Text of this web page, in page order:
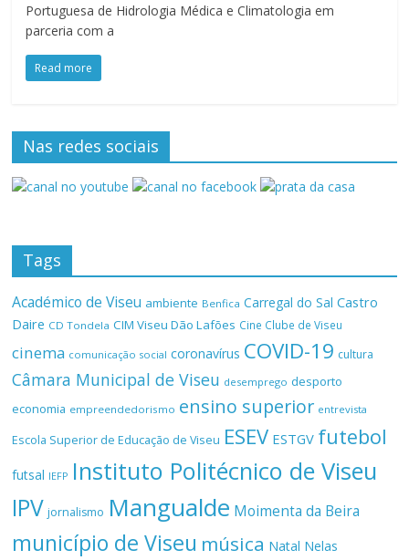
Portuguesa de Hidrologia Médica e Climatologia em
parceria com a
Read more
Nas redes sociais
Tags
Académico de Viseu ambiente Benfica Carregal do Sal Castro
Daire CD Tondela CIM Viseu Dão Lafões Cine Clube de Viseu
cinema comunicação social coronavírus COVID-19 cultura
Câmara Municipal de Viseu desemprego desporto
economia empreendedorismo ensino superior entrevista
Escola Superior de Educação de Viseu ESEV ESTGV futebol
futsal IEFP Instituto Politécnico de Viseu
IPV jornalismo Mangualde Moimenta da Beira
município de Viseu música Natal Nelas